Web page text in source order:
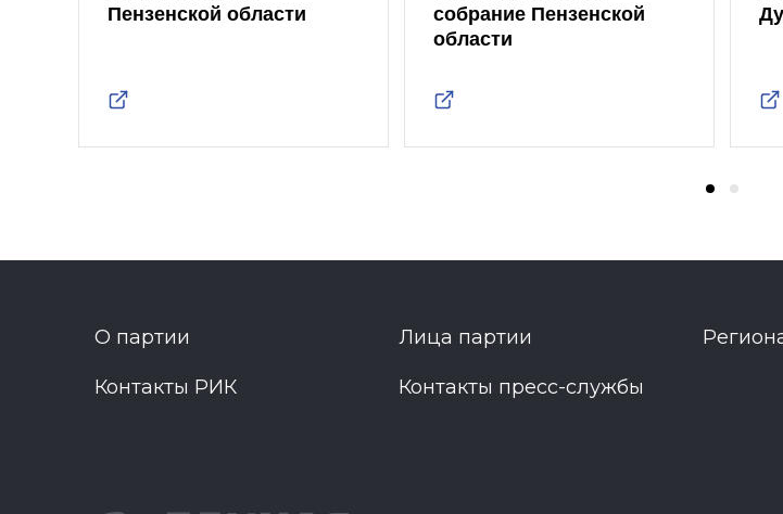
Пензенской области
собрание Пензенской
области
О партии Лица партии
Контакты РИК Контакты пресс-службы